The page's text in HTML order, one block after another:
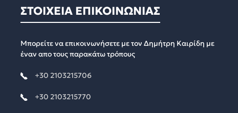
ΣΤΟΙΧΕΙΑ ΕΠΙΚΟΙΝΩΝΙΑΣ
Μπορείτε να επικοινωνήσετε με τον Δημήτρη Καιρίδη με
έναν απο τους παρακάτω τρόπους
+30 2103215706
+30 2103215770